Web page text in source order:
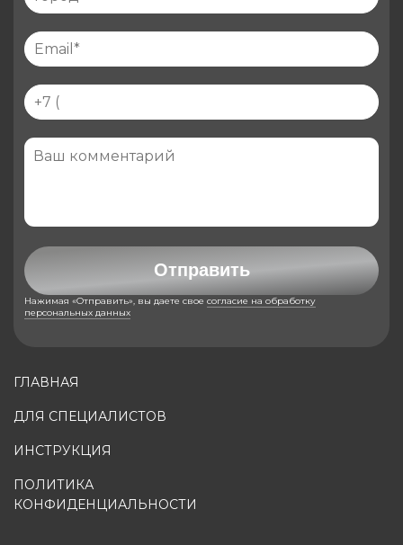
ГЛАВНАЯ
ДЛЯ СПЕЦИАЛИСТОВ
ИНСТРУКЦИЯ
ПОЛИТИКА
КОНФИДЕНЦИАЛЬНОСТИ
Отправить
Нажимая «Отправить», вы даете свое согласие на обработку
персональных данных